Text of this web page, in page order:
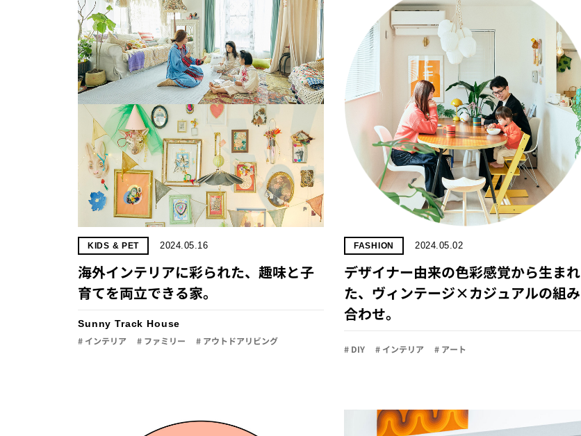
KIDS & PET 2024.05.16
海外インテリアに彩られた、趣味と子
育てを両立できる家。
Sunny Track House
# インテリア # ファミリー # アウトドアリビング
FASHION 2024.05.02
デザイナー由来の色彩感覚から生まれ
た、ヴィンテージ×カジュアルの組み
合わせ。
# DIY # インテリア # アート